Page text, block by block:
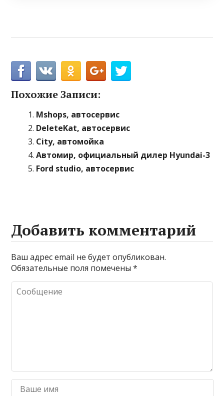
Похожие Записи:
Mshops, автосервис
DeleteKat, автосервис
City, автомойка
Автомир, официальный дилер Hyundai-3
Ford studio, автосервис
Добавить комментарий
Ваш адрес email не будет опубликован.
Обязательные поля помечены*